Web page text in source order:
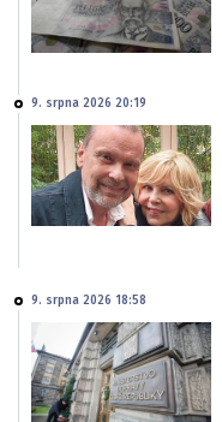
9. srpna 2026 20:19
9. srpna 2026 18:58